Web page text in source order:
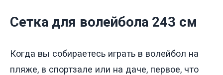
Сетка для волейбола 243 см
Когда вы собираетесь играть в волейбол на
пляже, в спортзале или на даче, первое, что